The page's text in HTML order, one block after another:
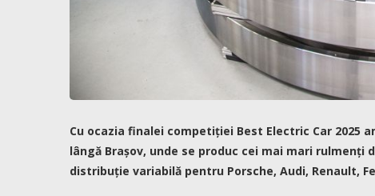
Cu ocazia finalei competiției Best Electric Car 2025
lângă Brașov, unde se produc cei mai mari
distribuție variabilă pentru Porsche, Audi, Renault,